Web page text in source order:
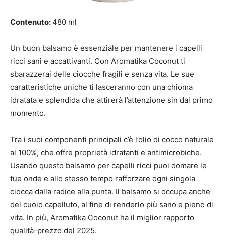
Contenuto:480 ml
Un buon balsamo è essenziale per mantenere i capelli
ricci sani e accattivanti. Con Aromatika Coconut ti
sbarazzerai delle ciocche fragili e senza vita. Le sue
caratteristiche uniche ti lasceranno con una chioma
idratata e splendida che attirerà l’attenzione sin dal primo
momento.
Tra i suoi componenti principali c’è l’olio di cocco naturale
al 100%, che offre proprietà idratanti e antimicrobiche.
Usando questo balsamo per capelli ricci puoi domare le
tue onde e allo stesso tempo rafforzare ogni singola
ciocca dalla radice alla punta. Il balsamo si occupa anche
del cuoio capelluto, al fine di renderlo più sano e pieno di
vita. In più, Aromatika Coconut ha il miglior rapporto
qualità-prezzo del 2025.